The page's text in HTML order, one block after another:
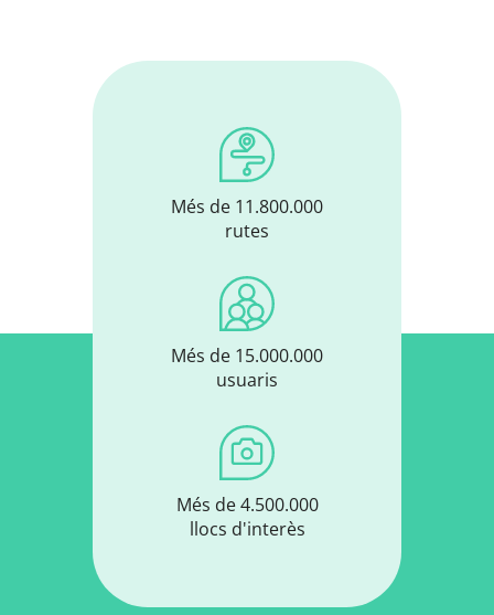
Més de 11.800.000
rutes
Més de 15.000.000
usuaris
Més de 4.500.000
llocs d'interès